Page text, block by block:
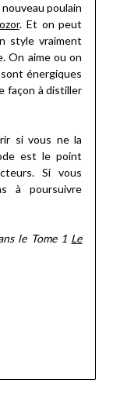
poulain
. Et on peut
style vraiment
On aime ou on
énergiques
façon à distiller
si vous ne la
est le point
Si vous
à poursuivre
le Tome 1 Le